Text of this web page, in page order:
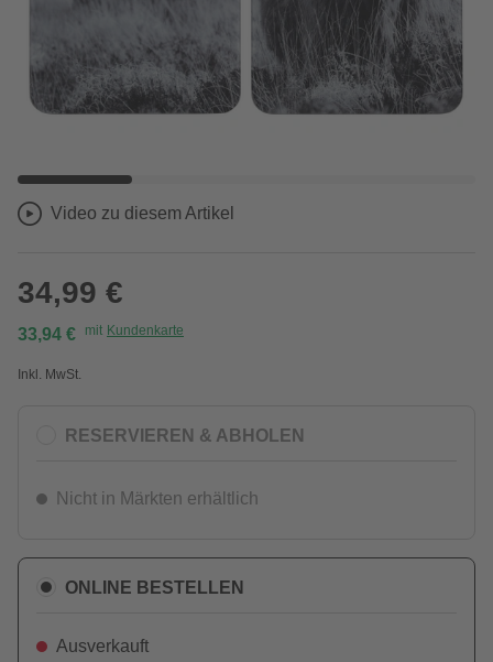
Video zu diesem Artikel
34,99 €
33,94 € mit Kundenkarte
Inkl. MwSt.
RESERVIEREN & ABHOLEN
Nicht in Märkten erhältlich
ONLINE BESTELLEN
Ausverkauft